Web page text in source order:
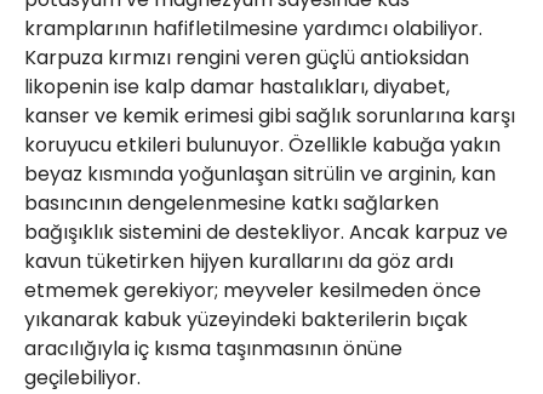
kramplarının hafifletilmesine yardımcı olabiliyor.
Karpuza kırmızı rengini veren güçlü antioksidan
likopenin ise kalp damar hastalıkları, diyabet,
kanser ve kemik erimesi gibi sağlık sorunlarına karşı
koruyucu etkileri bulunuyor. Özellikle kabuğa yakın
beyaz kısmında yoğunlaşan sitrülin ve arginin, kan
basıncının dengelenmesine katkı sağlarken
bağışıklık sistemini de destekliyor. Ancak karpuz ve
kavun tüketirken hijyen kurallarını da göz ardı
etmemek gerekiyor; meyveler kesilmeden önce
yıkanarak kabuk yüzeyindeki bakterilerin bıçak
aracılığıyla iç kısma taşınmasının önüne
geçilebiliyor.